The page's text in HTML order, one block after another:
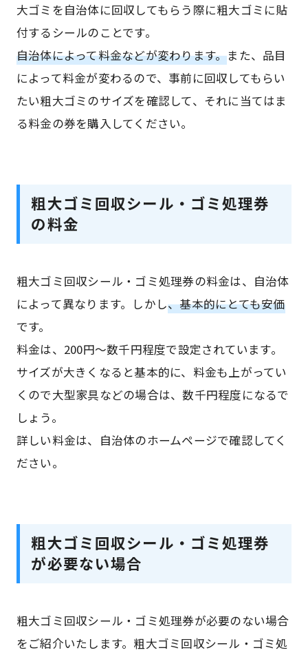
大ゴミを自治体に回収してもらう際に粗大ゴミに貼
付するシールのことです。
自治体によって料金などが変わります。また、品目
によって料金が変わるので、事前に回収してもらい
たい粗大ゴミのサイズを確認して、それに当てはま
る料金の券を購入してください。
粗大ゴミ回収シール・ゴミ処理券
の料金
粗大ゴミ回収シール・ゴミ処理券の料金は、自治体
によって異なります。しかし、基本的にとても安価
です。
料金は、200円〜数千円程度で設定されています。
サイズが大きくなると基本的に、料金も上がってい
くので大型家具などの場合は、数千円程度になるで
しょう。
詳しい料金は、自治体のホームページで確認してく
ださい。
粗大ゴミ回収シール・ゴミ処理券
が必要ない場合
粗大ゴミ回収シール・ゴミ処理券が必要のない場合
をご紹介いたします。粗大ゴミ回収シール・ゴミ処